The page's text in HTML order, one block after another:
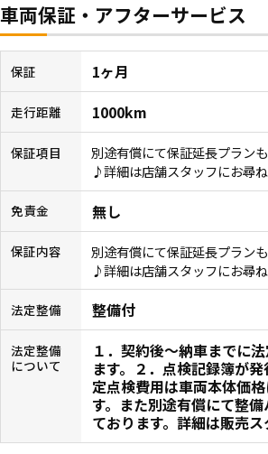
車両保証・アフターサービス
保証 1ヶ月
走行距離 1000km
保証項目
別途有償にて保証延長プラン
♪詳細は店舗スタッフにお尋ね
免責金 無し
保証内容
別途有償にて保証延長プラン
♪詳細は店舗スタッフにお尋ね
法定整備 整備付
法定整備
について
１．契約後〜納車までに
ます。２．点検記録簿が
定点検費用は車両本体価
す。また別途有償にて整
ております。詳細は販売ス